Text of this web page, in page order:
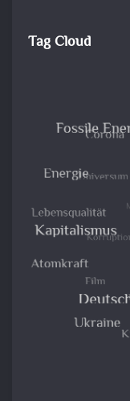
Tag Cloud